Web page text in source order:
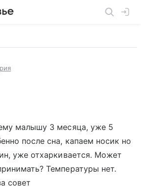
малышу 3 месяца, уже 5
после сна, капаем носик но
уже отхаркивается. Может
Температуры нет.
совет